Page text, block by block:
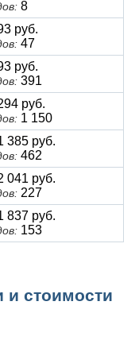
8
руб.
47
руб.
391
руб.
1 150
385 руб.
462
041 руб.
227
837 руб.
153
и стоимости